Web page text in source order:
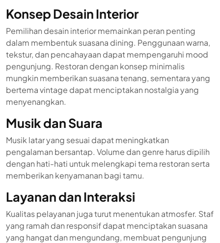
Konsep Desain Interior
Pemilihan desain interior memainkan peran penting
dalam membentuk suasana dining. Penggunaan warna,
tekstur, dan pencahayaan dapat mempengaruhi mood
pengunjung. Restoran dengan konsep minimalis
mungkin memberikan suasana tenang, sementara yang
bertema vintage dapat menciptakan nostalgia yang
menyenangkan.
Musik dan Suara
Musik latar yang sesuai dapat meningkatkan
pengalaman bersantap. Volume dan genre harus dipilih
dengan hati-hati untuk melengkapi tema restoran serta
memberikan kenyamanan bagi tamu.
Layanan dan Interaksi
Kualitas pelayanan juga turut menentukan atmosfer. Staf
yang ramah dan responsif dapat menciptakan suasana
yang hangat dan mengundang, membuat pengunjung